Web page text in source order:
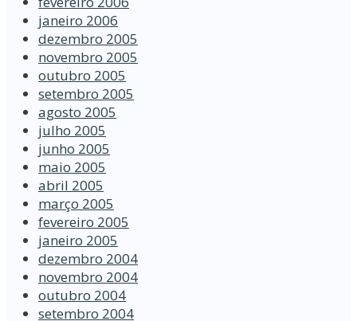
janeiro 2006
dezembro 2005
novembro 2005
outubro 2005
setembro 2005
agosto 2005
julho 2005
junho 2005
maio 2005
abril 2005
março 2005
fevereiro 2005
janeiro 2005
dezembro 2004
novembro 2004
outubro 2004
setembro 2004